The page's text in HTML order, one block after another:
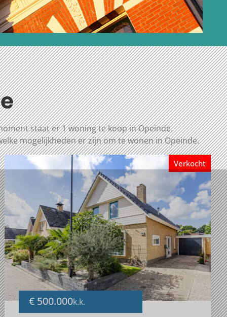
staat er 1 woning te koop in Opeinde.
mogelijkheden er zijn om te wonen in Opeinde.
Verkocht
€ 500.000k.k.